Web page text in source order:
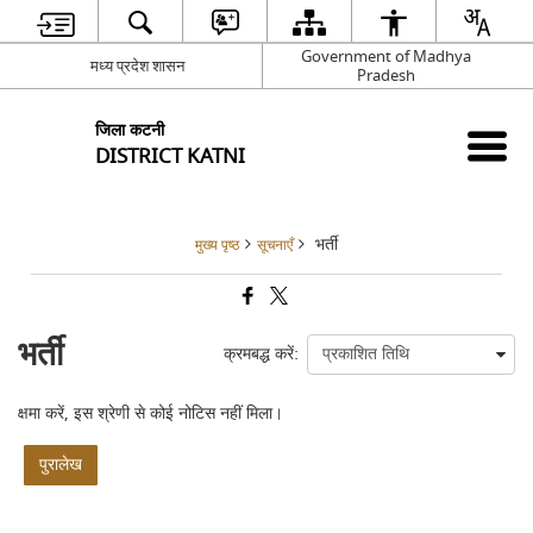
मध्य प्रदेश शासन
Government of Madhya
Pradesh
जिला कटनी
DISTRICT KATNI
मुख्य पृष्ठ सूचनाएँ भर्ती
भर्ती क्रमबद्ध करें:
क्षमा करें, इस श्रेणी से कोई नोटिस नहीं मिला।
पुरालेख